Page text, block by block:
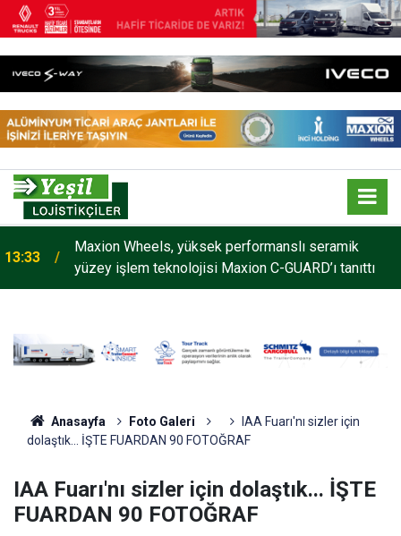
20:59
Enver Geçgel Turizm, Filosuna Travego ve Tourismo
Kattı
Anasayfa Foto Galeri
IAA Fuarı'nı sizler için
dolaştık... İŞTE FUARDAN 90 FOTOĞRAF
IAA Fuarı'nı sizler için dolaştık... İŞTE
FUARDAN 90 FOTOĞRAF